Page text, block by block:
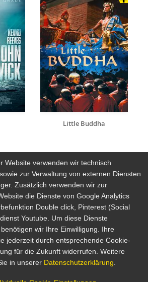
Little Buddha
Website verwenden wir technisch
zur Verwaltung von externen Diensten
Zusätzlich verwenden wir zur
die Dienste von Google Analytics
Double click, Pinterest (Social
Youtube. Um diese Dienste
wir Ihre Einwilligung. Ihre
jederzeit durch entsprechende Cookie-
für die Zukunft widerrufen. Weitere
in unserer Datenschutzerklärung